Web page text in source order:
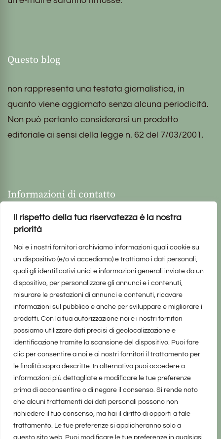
Il rispetto della tua riservatezza è la nostra
priorità
Noi e i nostri fornitori archiviamo informazioni quali cookie su
un dispositivo (e/o vi accediamo) e trattiamo i dati personali,
quali gli identificativi unici e informazioni generali inviate da un
dispositivo, per personalizzare gli annunci e i contenuti,
misurare le prestazioni di annunci e contenuti, ricavare
informazioni sul pubblico e anche per sviluppare e migliorare i
prodotti. Con la tua autorizzazione noi e i nostri fornitori
possiamo utilizzare dati precisi di geolocalizzazione e
identificazione tramite la scansione del dispositivo. Puoi fare
clic per consentire a noi e ai nostri fornitori il trattamento per
le finalità sopra descritte. In alternativa puoi accedere a
informazioni più dettagliate e modificare le tue preferenze
prima di acconsentire o di negare il consenso. Si rende noto
che alcuni trattamenti dei dati personali possono non
richiedere il tuo consenso, ma hai il diritto di opporti a tale
trattamento. Le tue preferenze si applicheranno solo a
questo sito web. Puoi modificare le tue preferenze in qualsiasi
Questo blog
non rappresenta una testata giornalistica, in
quanto viene aggiornato senza alcuna periodicità.
Non può pertanto considerarsi un prodotto
editoriale ai sensi della legge n. 62 del 7/03/2001.
Informazioni di contatto